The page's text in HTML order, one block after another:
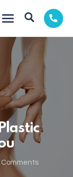
Comments